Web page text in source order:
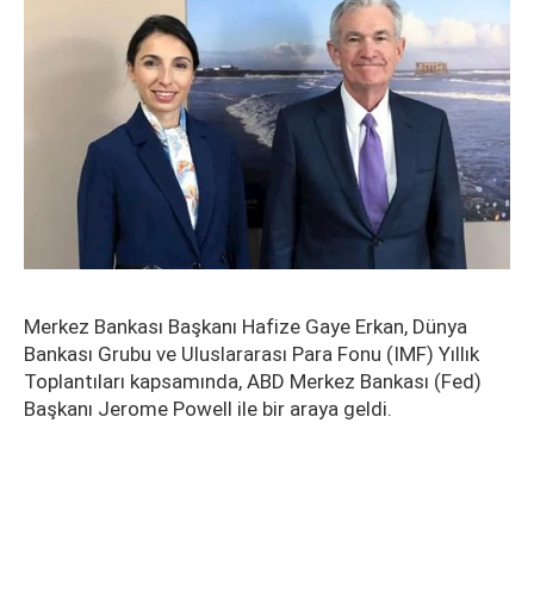
Merkez Bankası Başkanı Hafize Gaye Erkan, Dünya
Bankası Grubu ve Uluslararası Para Fonu (IMF) Yıllık
Toplantıları kapsamında, ABD Merkez Bankası (Fed)
Başkanı Jerome Powell ile bir araya geldi.